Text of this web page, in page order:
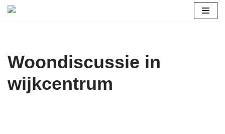
inhoud
Woondiscussie in
wijkcentrum